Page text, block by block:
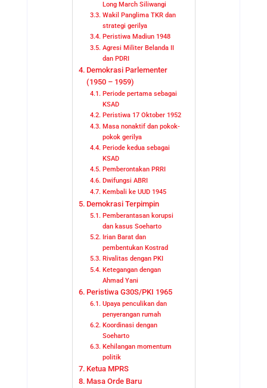
Long March Siliwangi
Wakil Panglima TKR dan
strategi gerilya
Peristiwa Madiun 1948
Agresi Militer Belanda II
dan PDRI
Demokrasi Parlementer
(1950 – 1959)
Periode pertama sebagai
KSAD
Peristiwa 17 Oktober 1952
Masa nonaktif dan pokok-
pokok gerilya
Periode kedua sebagai
KSAD
Pemberontakan PRRI
Dwifungsi ABRI
Kembali ke UUD 1945
Demokrasi Terpimpin
Pemberantasan korupsi
dan kasus Soeharto
Irian Barat dan
pembentukan Kostrad
Rivalitas dengan PKI
Ketegangan dengan
Ahmad Yani
Peristiwa G30S/PKI 1965
Upaya penculikan dan
penyerangan rumah
Koordinasi dengan
Soeharto
Kehilangan momentum
politik
Ketua MPRS
Masa Orde Baru